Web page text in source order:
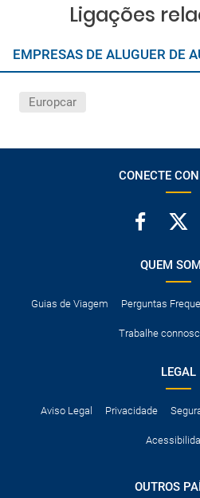
Ligações
EMPRESAS DE ALUGUER DE
Europcar
CONECTE
QUEM
Guias de Viagem Perguntas
Trabalhe
LEGAL
Aviso Legal Privacidade
OUTROS